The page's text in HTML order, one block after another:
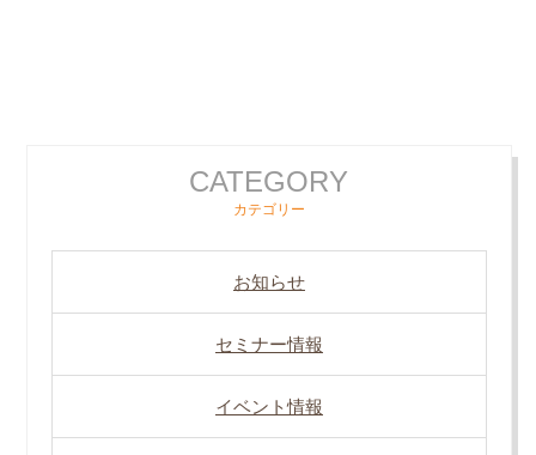
CATEGORY
カテゴリー
お知らせ
セミナー情報
イベント情報